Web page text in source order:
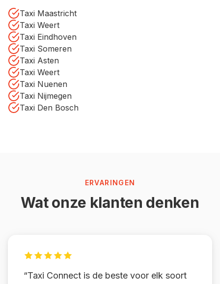
Taxi Maastricht
Taxi Weert
Taxi Eindhoven
Taxi Someren
Taxi Asten
Taxi Weert
Taxi Nuenen
Taxi Nijmegen
Taxi Den Bosch
ERVARINGEN
Wat onze klanten denken
“Taxi Connect is de beste voor elk soort